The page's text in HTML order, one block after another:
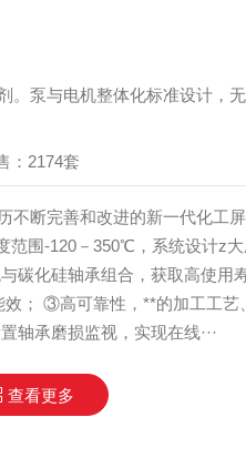
。泵与电机整体化标准设计，
：2174套
不断完善和改进的新一代化工
范围-120－350℃，系统设计z
碳化硅轴承组合，获取高使用
； ③高可靠性，**的加工工艺
承磨损监视，实现在线···
查看更多